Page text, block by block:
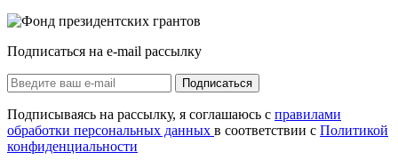
Подписаться на e-mail рассылку
Подписаться
Подписываясь на рассылку, я соглашаюсь с правилами
обработки персональных данных в соответствии с Политикой
конфиденциальности